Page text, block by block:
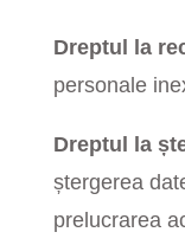
Dreptul la
personale
Dreptul la
ștergerea
prelucrarea